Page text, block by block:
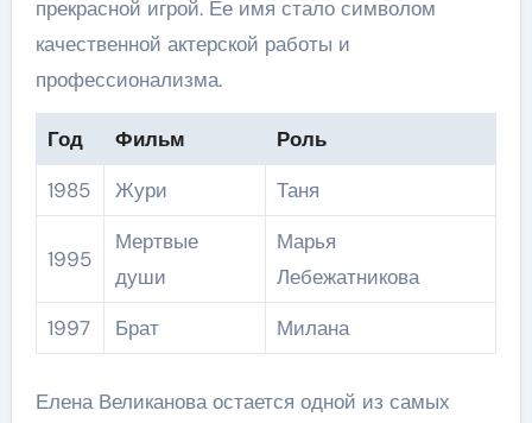
прекрасной игрой. Ее имя стало символом
качественной актерской работы и
профессионализма.
Год Фильм
Роль
1985
Жури Таня
1995
Мертвые
души
Марья
Лебежатникова
1997
Брат Милана
Елена Великанова остается одной из самых